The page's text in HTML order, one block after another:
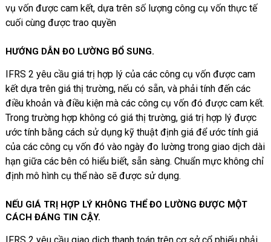
vụ vốn được cam kết, dựa trên số lượng công cụ vốn thực tế
cuối cùng được trao quyền
HƯỚNG DẪN ĐO LƯỜNG BỔ SUNG.
IFRS 2 yêu cầu giá trị hợp lý của các công cụ vốn được cam
kết dựa trên giá thị trường, nếu có sẵn, và phải tính đến các
điều khoản và điều kiện mà các công cụ vốn đó được cam kết.
Trong trường hợp không có giá thị trường, giá trị hợp lý được
ước tính bằng cách sử dụng kỹ thuật định giá để ước tính giá
của các công cụ vốn đó vào ngày đo lường trong giao dịch dài
hạn giữa các bên có hiểu biết, sẵn sàng. Chuẩn mực không chỉ
định mô hình cụ thể nào sẽ được sử dụng.
NẾU GIÁ TRỊ HỢP LÝ KHÔNG THỂ ĐO LƯỜNG ĐƯỢC MỘT
CÁCH ĐÁNG TIN CẬY.